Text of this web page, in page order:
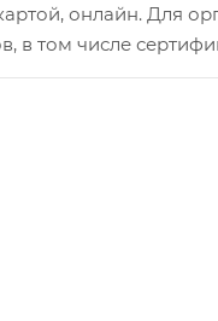
онлайн. Для
в том числе